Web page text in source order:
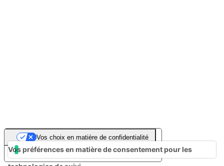
Notification lors de la collecte
Vos choix en matière de confidentialité
Vos préférences en matière de consentement pour les